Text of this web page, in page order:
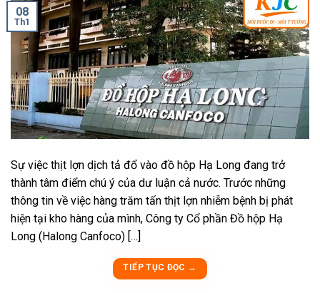
08
Th1
Sự việc thịt lợn dịch tả đổ vào đồ hộp Hạ Long đang trở
thành tâm điểm chú ý của dư luận cả nước. Trước những
thông tin về việc hàng trăm tấn thịt lợn nhiễm bệnh bị phát
hiện tại kho hàng của mình, Công ty Cổ phần Đồ hộp Hạ
Long (Halong Canfoco) […]
TIẾP TỤC ĐỌC →